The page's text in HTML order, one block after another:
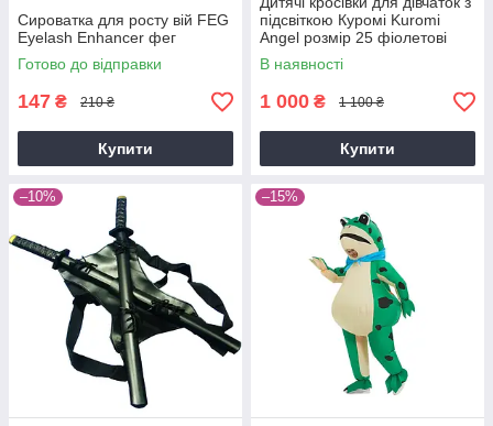
Сироватка для росту вій FEG
Eyelash Enhancer фег
Готово до відправки
147 ₴ 210 ₴
Купити
підсвіткою Куромі Kuromi
Angel розмір 25 фіолетові
В наявності
1 000 ₴ 1 100 ₴
Купити
–10% –15%